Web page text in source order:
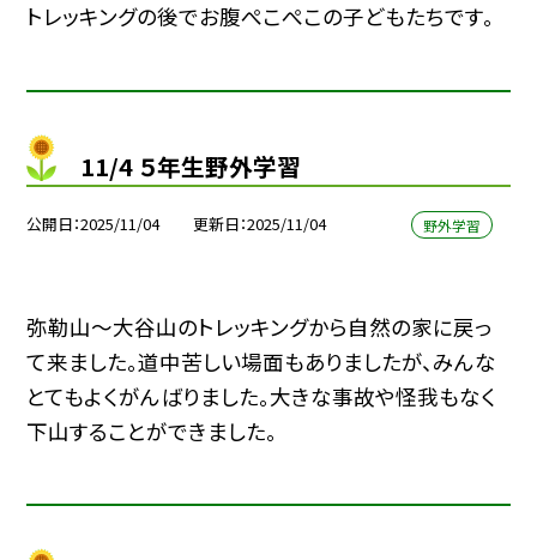
トレッキングの後でお腹ぺこぺこの子どもたちです。
11/4 ５年生野外学習
公開日 2025/11/04 更新日 2025/11/04 野外学習
弥勒山〜大谷山のトレッキングから自然の家に戻っ
て来ました。道中苦しい場面もありましたが、みんな
とてもよくがんばりました。大きな事故や怪我もなく
下山することができました。